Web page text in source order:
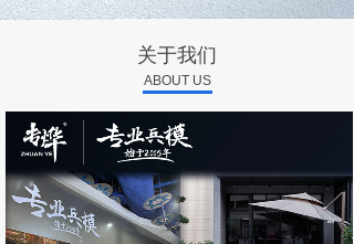
关于我们
ABOUT US
本店从
2003年底开始经营12寸人偶。于2005年建
网。主要推广各类原装1：6模型以及1；6周边配
件。批发品牌包括HOTTOYS、AUGTOYS、
POP MART/GONG、Iconiq Studios、BLACK 13